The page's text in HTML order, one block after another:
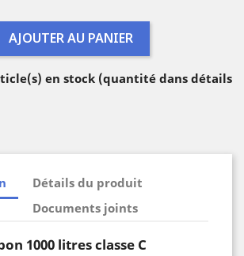
AJOUTER AU PANIER
en stock (quantité dans détails
Détails du produit
Documents joints
1000 litres classe C